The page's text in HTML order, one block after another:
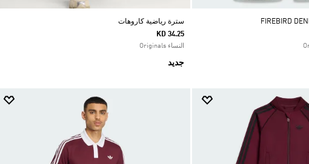
سترة رياضية كاروهات
KD 34.25
النساء Originals
جديد